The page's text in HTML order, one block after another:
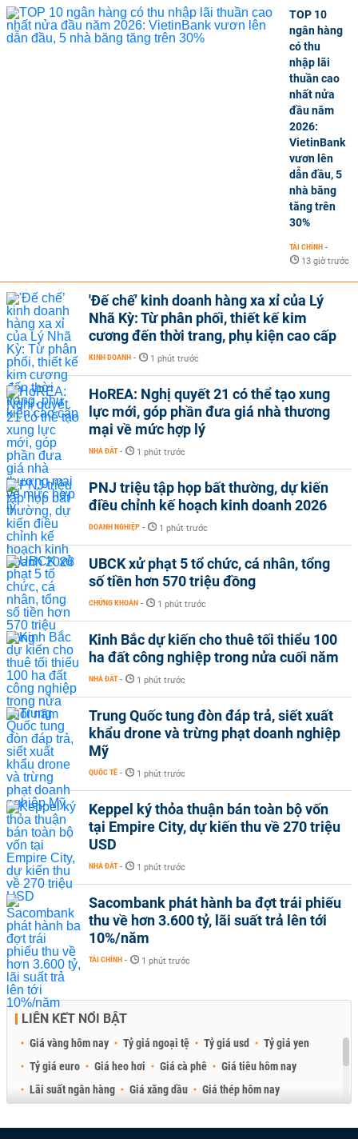
TOP 10
ngân hàng
có thu
nhập lãi
thuần cao
nhất nửa
đầu năm
2026:
VietinBank
vươn lên
dẫn đầu, 5
nhà băng
tăng trên
30%
TÀI CHÍNH -
13 giờ trước
'Đế chế’ kinh doanh hàng xa xỉ của Lý
Nhã Kỳ: Từ phân phối, thiết kế kim
cương đến thời trang, phụ kiện cao cấp
KINH DOANH - 1 phút trước
HoREA: Nghị quyết 21 có thể tạo xung
lực mới, góp phần đưa giá nhà thương
mại về mức hợp lý
NHÀ ĐẤT - 1 phút trước
PNJ triệu tập họp bất thường, dự kiến
điều chỉnh kế hoạch kinh doanh 2026
DOANH NGHIỆP - 1 phút trước
UBCK xử phạt 5 tổ chức, cá nhân, tổng
số tiền hơn 570 triệu đồng
CHỨNG KHOÁN - 1 phút trước
Kinh Bắc dự kiến cho thuê tối thiểu 100
ha đất công nghiệp trong nửa cuối năm
NHÀ ĐẤT - 1 phút trước
Trung Quốc tung đòn đáp trả, siết xuất
khẩu drone và trừng phạt doanh nghiệp
Mỹ
QUỐC TẾ - 1 phút trước
Keppel ký thỏa thuận bán toàn bộ vốn
tại Empire City, dự kiến thu về 270 triệu
USD
NHÀ ĐẤT - 1 phút trước
Sacombank phát hành ba đợt trái phiếu
thu về hơn 3.600 tỷ, lãi suất trả lên tới
10%/năm
TÀI CHÍNH - 1 phút trước
LIÊN KẾT NỔI BẬT
Giá vàng hôm nay Tỷ giá ngoại tệ Tỷ giá usd
Tỷ giá yen
Tỷ giá euro
Giá heo hơi Giá cà phê
Giá tiêu hôm nay
Lãi suất ngân hàng
Giá xăng dầu
Giá thép hôm nay